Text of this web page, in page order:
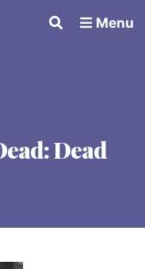
Menu
Dead